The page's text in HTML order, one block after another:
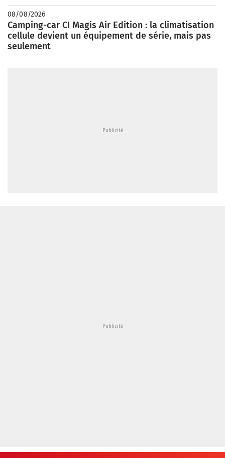
08/08/2026
Camping-car CI Magis Air Edition : la climatisation
cellule devient un équipement de série, mais pas
seulement